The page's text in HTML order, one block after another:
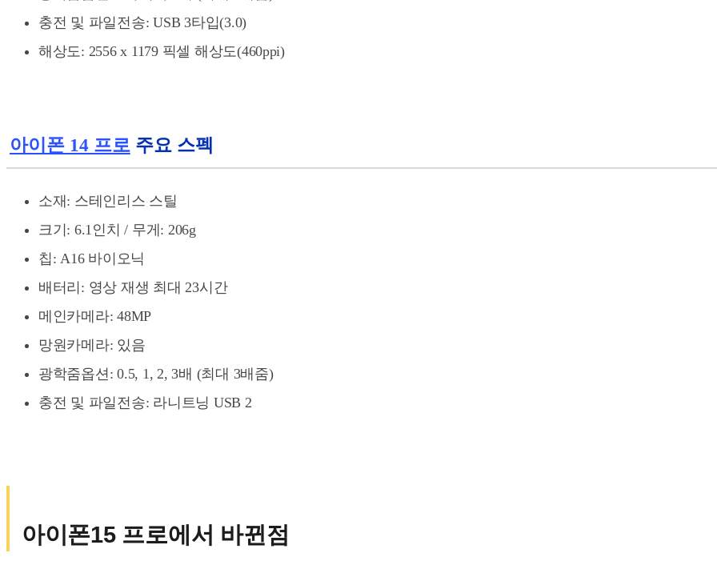
충전 및 파일전송: USB 3타입(3.0)
해상도: 2556 x 1179 픽셀 해상도(460ppi)
아이폰 14 프로주요 스펙
소재: 스테인리스 스틸
크기: 6.1인치 / 무게: 206g
칩: A16 바이오닉
배터리: 영상 재생 최대 23시간
메인카메라: 48MP
망원카메라: 있음
광학줌옵션: 0.5, 1, 2, 3배 (최대 3배줌)
충전 및 파일전송: 라니트닝 USB 2
아이폰15 프로에서 바뀐점